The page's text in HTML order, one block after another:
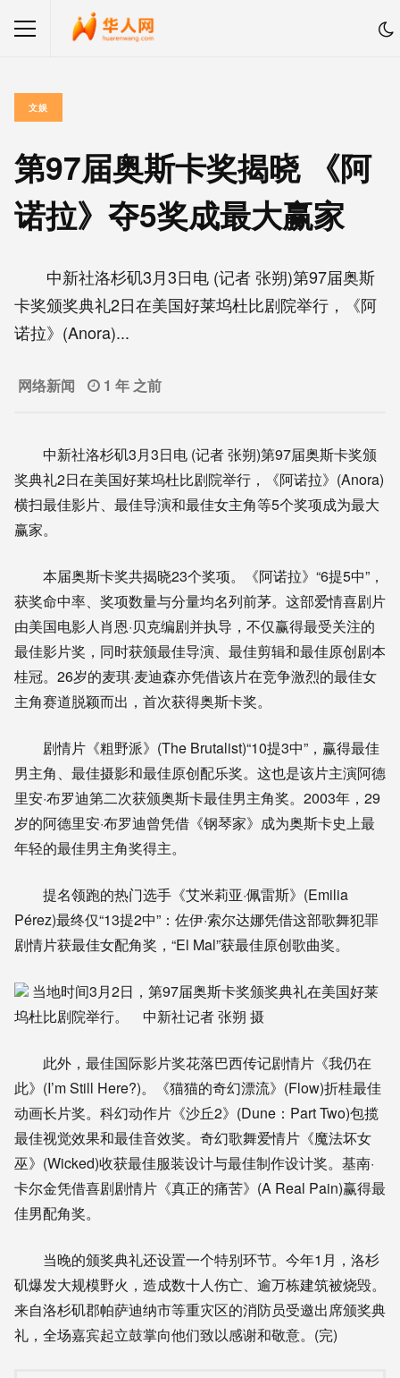
文娱
第97届奥斯卡奖揭晓 《阿
诺拉》夺5奖成最大赢家
中新社洛杉矶3月3日电 (记者 张朔)第97届奥斯
卡奖颁奖典礼2日在美国好莱坞杜比剧院举行，《阿
诺拉》(Anora)...
网络新闻 1 年 之前
中新社洛杉矶3月3日电 (记者 张朔)第97届奥斯卡奖颁
奖典礼2日在美国好莱坞杜比剧院举行，《阿诺拉》(Anora)
横扫最佳影片、最佳导演和最佳女主角等5个奖项成为最大
赢家。
本届奥斯卡奖共揭晓23个奖项。《阿诺拉》“6提5中”，
获奖命中率、奖项数量与分量均名列前茅。这部爱情喜剧片
由美国电影人肖恩·贝克编剧并执导，不仅赢得最受关注的
最佳影片奖，同时获颁最佳导演、最佳剪辑和最佳原创剧本
桂冠。26岁的麦琪·麦迪森亦凭借该片在竞争激烈的最佳女
主角赛道脱颖而出，首次获得奥斯卡奖。
剧情片《粗野派》(The Brutalist)“10提3中”，赢得最佳
男主角、最佳摄影和最佳原创配乐奖。这也是该片主演阿德
里安·布罗迪第二次获颁奥斯卡最佳男主角奖。2003年，29
岁的阿德里安·布罗迪曾凭借《钢琴家》成为奥斯卡史上最
年轻的最佳男主角奖得主。
提名领跑的热门选手《艾米莉亚·佩雷斯》(Emilia
Pérez)最终仅“13提2中”：佐伊·索尔达娜凭借这部歌舞犯罪
剧情片获最佳女配角奖，“El Mal”获最佳原创歌曲奖。
当地时间3月2日，第97届奥斯卡奖颁奖典礼在美国好莱
坞杜比剧院举行。 中新社记者 张朔 摄
此外，最佳国际影片奖花落巴西传记剧情片《我仍在
此》(I’m Still Here?)。《猫猫的奇幻漂流》(Flow)折桂最佳
动画长片奖。科幻动作片《沙丘2》(Dune：Part Two)包揽
最佳视觉效果和最佳音效奖。奇幻歌舞爱情片《魔法坏女
巫》(Wicked)收获最佳服装设计与最佳制作设计奖。基南·
卡尔金凭借喜剧剧情片《真正的痛苦》(A Real Pain)赢得最
佳男配角奖。
当晚的颁奖典礼还设置一个特别环节。今年1月，洛杉
矶爆发大规模野火，造成数十人伤亡、逾万栋建筑被烧毁。
来自洛杉矶郡帕萨迪纳市等重灾区的消防员受邀出席颁奖典
礼，全场嘉宾起立鼓掌向他们致以感谢和敬意。(完)